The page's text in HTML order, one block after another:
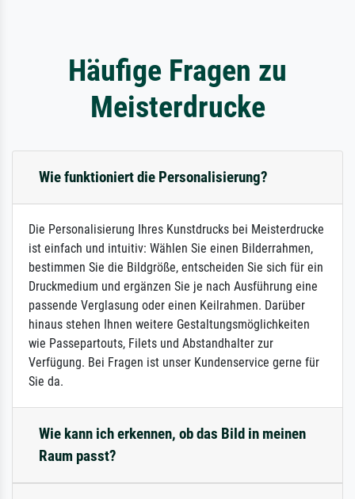
Häufige Fragen zu
Meisterdrucke
Wie funktioniert die Personalisierung?
Die Personalisierung Ihres Kunstdrucks bei Meisterdrucke
ist einfach und intuitiv: Wählen Sie einen Bilderrahmen,
bestimmen Sie die Bildgröße, entscheiden Sie sich für ein
Druckmedium und ergänzen Sie je nach Ausführung eine
passende Verglasung oder einen Keilrahmen. Darüber
hinaus stehen Ihnen weitere Gestaltungsmöglichkeiten
wie Passepartouts, Filets und Abstandhalter zur
Verfügung. Bei Fragen ist unser Kundenservice gerne für
Sie da.
Wie kann ich erkennen, ob das Bild in meinen
Raum passt?